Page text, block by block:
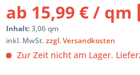
ab 15,99 € / qm
Inhalt:3,06 qm
inkl. MwSt.zzgl. Versandkosten
Zur Zeit nicht am Lager.